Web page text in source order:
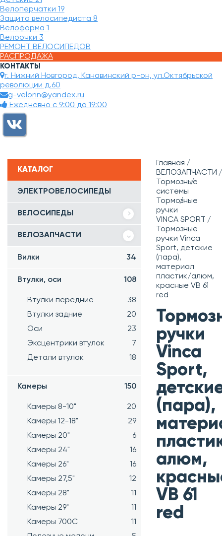
Велоперчатки 19
Защита велосипедиста 8
Велоформа 1
Велоочки 3
РЕМОНТ ВЕЛОСИПЕДОВ
РАСПРОДАЖА
КОНТАКТЫ
г. Нижний Новгород, Канавинский р-он, ул.Октябрьской
революции д.60
g-velonn@yandex.ru
Ежедневно с 9:00 до 19:00
КАТАЛОГ
ЭЛЕКТРОВЕЛОСИПЕДЫ
ВЕЛОСИПЕДЫ
ВЕЛОЗАПЧАСТИ
Вилки 34
Втулки, оси 108
Втулки передние
38
Втулки задние
20
Оси
23
Эксцентрики втулок
7
Детали втулок
18
Камеры 150
Камеры 8-10"
20
Камеры 12-18"
29
Камеры 20"
6
Камеры 24"
16
Камеры 26"
16
Камеры 27,5"
12
Камеры 28"
11
Камеры 29"
11
Камеры 700C
11
Главная
ВЕЛОЗАПЧАСТИ
Тормозные
системы
Тормозные
ручки
VINCA SPORT
Тормозные
ручки Vinca
Sport, детские
(пара),
материал
пластик/алюм,
красные VB 61
red
ручки
Vinca
Sport,
(пара),
алюм,
VB 61
red